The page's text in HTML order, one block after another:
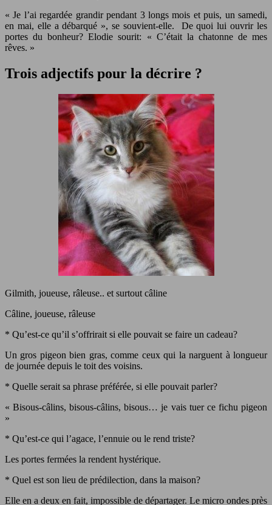
« Je l’ai regardée grandir pendant 3 longs mois et puis, un samedi,
en mai, elle a débarqué », se souvient-elle. De quoi lui ouvrir les
portes du bonheur? Elodie sourit: « C’était la chatonne de mes
rêves. »
Trois adjectifs pour la décrire ?
Gilmith, joueuse, râleuse.. et surtout câline
Câline, joueuse, râleuse
* Qu’est-ce qu’il s’offrirait si elle pouvait se faire un cadeau?
Un gros pigeon bien gras, comme ceux qui la narguent à longueur
de journée depuis le toit des voisins.
* Quelle serait sa phrase préférée, si elle pouvait parler?
« Bisous-câlins, bisous-câlins, bisous… je vais tuer ce fichu pigeon
»
* Qu’est-ce qui l’agace, l’ennuie ou le rend triste?
Les portes fermées la rendent hystérique.
* Quel est son lieu de prédilection, dans la maison?
Elle en a deux en fait, impossible de départager. Le micro ondes près